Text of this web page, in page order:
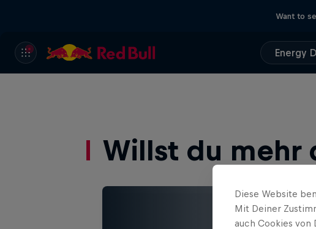
Want to
Energy
Willst du mehr
Diese Website
Mit Deiner
auch Cookies